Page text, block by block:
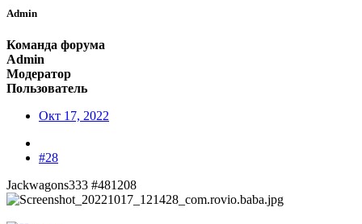
Admin
Команда форума
Admin
Модератор
Пользователь
Окт 17, 2022
#28
Jackwagons333 #481208